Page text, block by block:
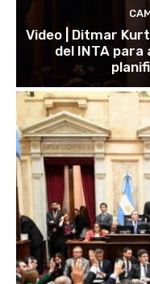
Video | Ditmar
del INTA